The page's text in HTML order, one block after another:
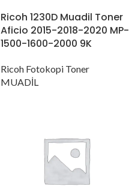
Ricoh 1230D Muadil Toner
Aficio 2015-2018-2020 MP-
1500-1600-2000 9K
Ricoh Fotokopi Toner
MUADİL